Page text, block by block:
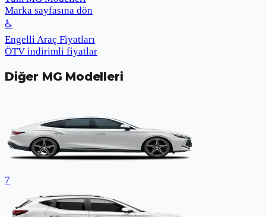
Marka sayfasına dön
♿
Engelli Araç Fiyatları
ÖTV indirimli fiyatlar
Diğer MG Modelleri
7